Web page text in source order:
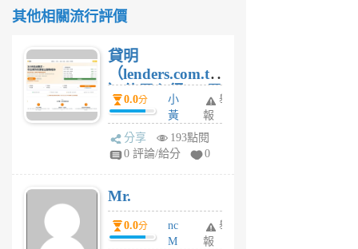
其他相關流行評價
貸明
（lenders.com.tw
）使用心得 — 民
間貸款比較平台
體驗
0.0分
小
黃
蜂
1
舉
報
分享
193點閱
0 評論/給分
0
Mr.
0.0分
nc
M
舉
報